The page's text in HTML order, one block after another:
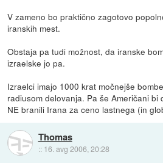
V zameno bo praktično zagotovo
iranskih mest.
Obstaja pa tudi možnost, da iranske
izraelske jo pa.
Izraelci imajo 1000 krat močnejše
radiusom delovanja. Pa še Američani bi
NE branili Irana za ceno lastnega (in
Thomas
:: 16. avg 2006, 20:28